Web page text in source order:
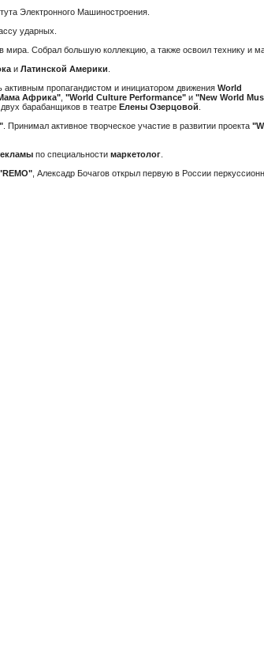
Электронного Машиностроения.
ударных.
мира. Собрал большую коллекцию, а также освоил технику и
и Латинской Америки
активным пропагандистом и инициатором движения World
Африка", "World Culture Performance"и "New World
барабанщиков в театре Елены Озерцовой
. Принимал активное творческое участие в развитии проекта
по специальности маркетолог.
, Алексадр Бочагов открыл первую в России